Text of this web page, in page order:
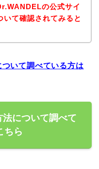
の公式サイ
いて確認されてみると
いて調べている方は
について調べて
ちら